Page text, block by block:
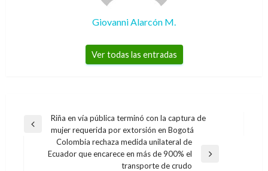
Giovanni Alarcón M.
Ver todas las entradas
Navegación
entradas
Entrada
Riña en vía pública terminó con la captura de
mujer requerida por extorsión en Bogotá
Entrada
Colombia rechaza medida unilateral de
Ecuador que encarece en más de 900% el
transporte de crudo